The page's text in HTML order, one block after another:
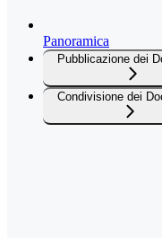
Panoramica
Pubblicazione dei
Condivisione dei